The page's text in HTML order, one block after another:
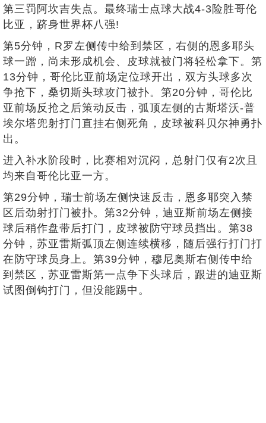
第三罚阿坎吉失点。最终瑞士点球大战4-3险胜哥伦
比亚，跻身世界杯八强!
第5分钟，R罗左侧传中给到禁区，右侧的恩多耶头
球一蹭，尚未形成机会、皮球就被门将轻松拿下。第
13分钟，哥伦比亚前场定位球开出，双方头球多次
争抢下，桑切斯头球攻门被扑。第20分钟，哥伦比
亚前场反抢之后策动反击，弧顶左侧的古斯塔沃-普
埃尔塔兜射打门直挂右侧死角，皮球被科贝尔神勇扑
出。
进入补水阶段时，比赛相对沉闷，总射门仅有2次且
均来自哥伦比亚一方。
第29分钟，瑞士前场左侧快速反击，恩多耶突入禁
区后劲射打门被扑。第32分钟，迪亚斯前场左侧接
球后稍作盘带后打门，皮球被防守球员挡出。第38
分钟，苏亚雷斯弧顶左侧连续横移，随后强行打门打
在防守球员身上。第39分钟，穆尼奥斯右侧传中给
到禁区，苏亚雷斯第一点争下头球后，跟进的迪亚斯
试图倒钩打门，但没能踢中。